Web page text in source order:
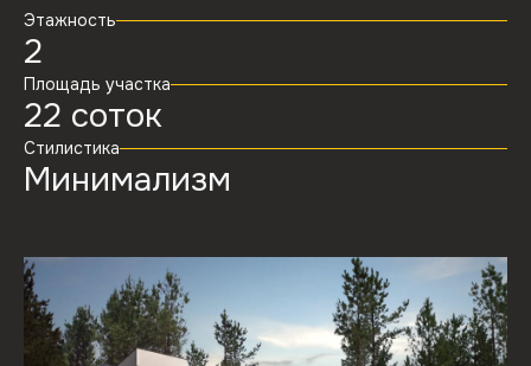
Этажность
2
Площадь участка
22 соток
Стилистика
Минимализм